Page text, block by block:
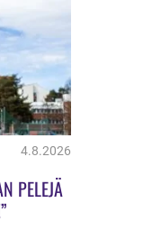
4.8.2026
PELEJÄ